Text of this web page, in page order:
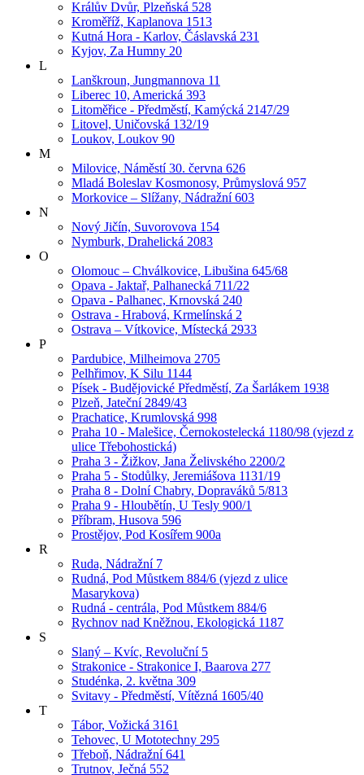
Králův Dvůr, Plzeňská 528
Kroměříž, Kaplanova 1513
Kutná Hora - Karlov, Čáslavská 231
Kyjov, Za Humny 20
L
Lanškroun, Jungmannova 11
Liberec 10, Americká 393
Litoměřice - Předměstí, Kamýcká 2147/29
Litovel, Uničovská 132/19
Loukov, Loukov 90
M
Milovice, Náměstí 30. června 626
Mladá Boleslav Kosmonosy, Průmyslová 957
Morkovice – Slížany, Nádražní 603
N
Nový Jičín, Suvorovova 154
Nymburk, Drahelická 2083
O
Olomouc – Chválkovice, Libušina 645/68
Opava - Jaktař, Palhanecká 711/22
Opava - Palhanec, Krnovská 240
Ostrava - Hrabová, Krmelínská 2
Ostrava – Vítkovice, Místecká 2933
P
Pardubice, Milheimova 2705
Pelhřimov, K Silu 1144
Písek - Budějovické Předměstí, Za Šarlákem 1938
Plzeň, Jateční 2849/43
Prachatice, Krumlovská 998
Praha 10 - Malešice, Černokostelecká 1180/98 (vjezd z
ulice Třebohostická)
Praha 3 - Žižkov, Jana Želivského 2200/2
Praha 5 - Stodůlky, Jeremiášova 1131/19
Praha 8 - Dolní Chabry, Dopraváků 5/813
Praha 9 - Hloubětín, U Tesly 900/1
Příbram, Husova 596
Prostějov, Pod Kosířem 900a
R
Ruda, Nádražní 7
Rudná, Pod Můstkem 884/6 (vjezd z ulice
Masarykova)
Rudná - centrála, Pod Můstkem 884/6
Rychnov nad Kněžnou, Ekologická 1187
S
Slaný – Kvíc, Revoluční 5
Strakonice - Strakonice I, Baarova 277
Studénka, 2. května 309
Svitavy - Předměstí, Vítězná 1605/40
T
Tábor, Vožická 3161
Tehovec, U Mototechny 295
Třeboň, Nádražní 641
Trutnov, Ječná 552